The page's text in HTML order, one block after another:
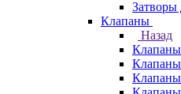
Затворы
Клапаны
Назад
Клапаны
Клапаны